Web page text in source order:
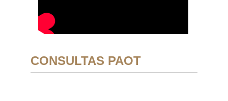
CONSULTAS PAOT